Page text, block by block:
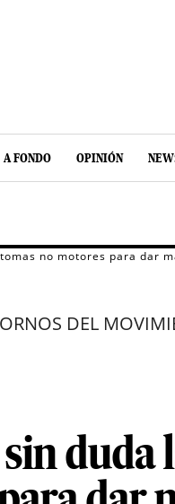
A FONDO OPINIÓN
no motores para dar
DEL
duda